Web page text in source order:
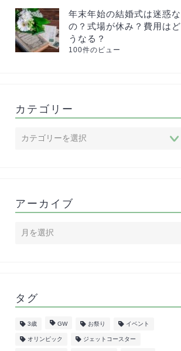
年末年始の結婚式は迷惑な
の？式場が休み？費用はど
うなる？
100件のビュー
カテゴリー
アーカイブ
タグ
3歳 GW お祭り イベント
オリンピック ジェットコースター